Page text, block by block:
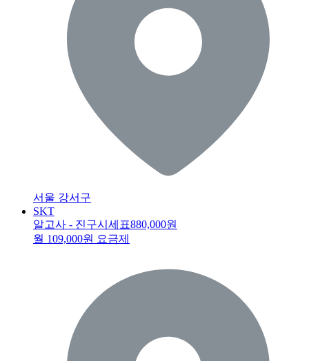
서울 강서구
SKT
알고사 - 진구시세표880,000원
월 109,000원 요금제